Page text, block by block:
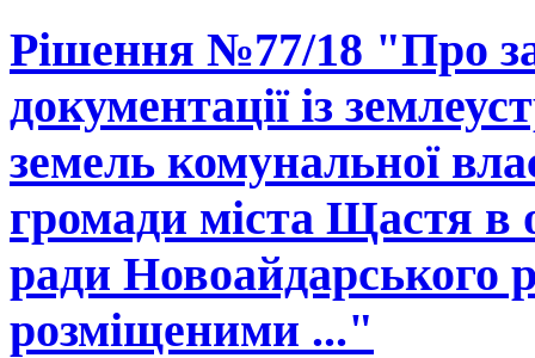
Рішення №77/18 "Про
документації із
земель комунальної
громади міста Щастя в
ради Новоайдарського
розміщеними ..."